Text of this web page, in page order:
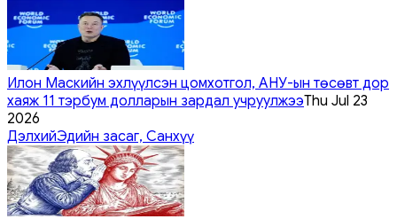
Илон Маскийн эхлүүлсэн цомхотгол, АНУ-ын төсөвт дор
хаяж 11 тэрбум долларын зардал учруулжээThu Jul 23
2026
ДэлхийЭдийн засаг, Санхүү